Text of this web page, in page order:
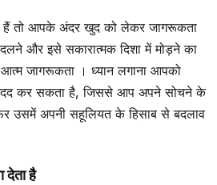
तो आपके अंदर खुद को लेकर जागरूकता
और इसे सकारात्मक दिशा में मोड़ने का
जागरूकता । ध्यान लगाना आपको
कर सकता है, जिससे आप अपने सोचने के
उसमें अपनी सहूलियत के हिसाब से बदलाव
देता है